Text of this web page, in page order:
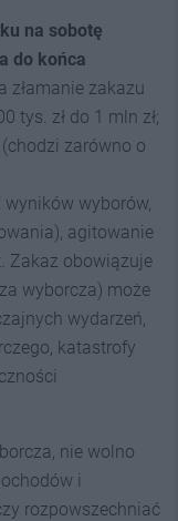
na sobotę
do końca
złamanie zakazu
tys. zł do 1 mln zł;
zarówno o
wyborów,
agitowanie
Zakaz obowiązuje
wyborcza) może
wydarzeń,
katastrofy
nie wolno
i
rozpowszechniać